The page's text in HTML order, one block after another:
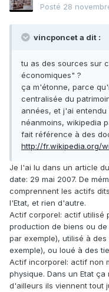
Posté 28
vincponcet a dit :
tu as des sources sur
économiques" ?
ça m'étonne, parce
centralisée du
années, et j'ai
néanmoins, wikipedia
fait référence à des
http://fr.wikipedia.org/
Je l'ai lu dans un article
date: 29 mai 2007. De
comprennent les actifs
l'Etat, et rien d'autre.
Actif corporel: actif utilisé
production de biens ou
par exemple), utilisé à
exemple), ou loué à des
Actif incorporel: actif non
physique. Dans un Etat
d'ailleurs ils viennent tout